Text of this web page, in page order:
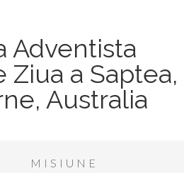
Adventista
Ziua a Saptea,
Australia
MISIUNE